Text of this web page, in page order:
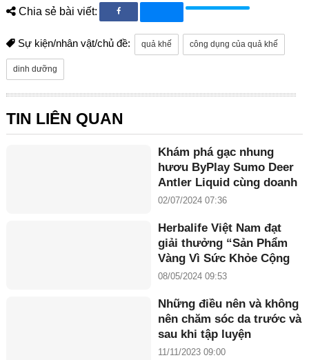
Chia sẻ bài viết:
Sự kiện/nhân vật/chủ đề: quả khế công dụng của quả khế
dinh dưỡng
TIN LIÊN QUAN
Khám phá gạc nhung
hươu ByPlay Sumo Deer
Antler Liquid cùng doanh
nhân Maria Tuyền
02/07/2024 07:36
Herbalife Việt Nam đạt
giải thưởng “Sản Phẩm
Vàng Vì Sức Khỏe Cộng
Đồng năm 2024”
08/05/2024 09:53
Những điều nên và không
nên chăm sóc da trước và
sau khi tập luyện
11/11/2023 09:00